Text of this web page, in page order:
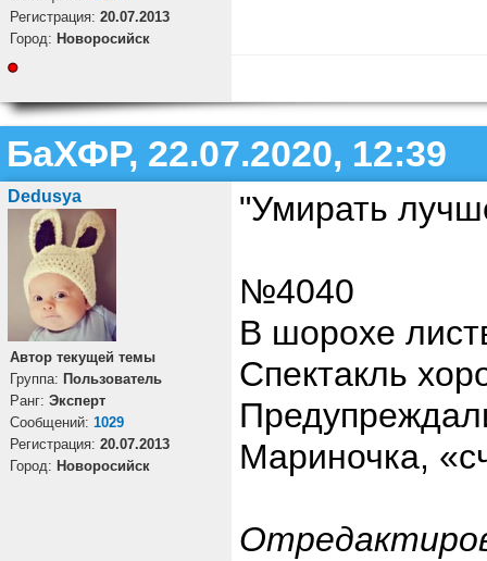
Регистрация: 20.07.2013
Город: Новоросийск
БаХФР, 22.07.2020, 12:39
Dedusya
Автор текущей темы
Группа: Пользователь
Ранг: Эксперт
Cообщений: 1029
Регистрация: 20.07.2013
Город: Новоросийск
"Умирать
№4040
В шорохе
Спектакль
Мариночка,